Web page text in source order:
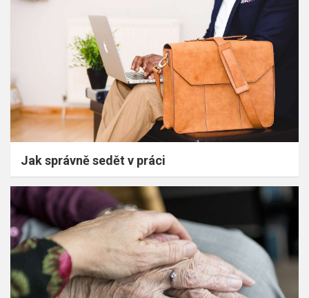
Jak správně sedět v práci